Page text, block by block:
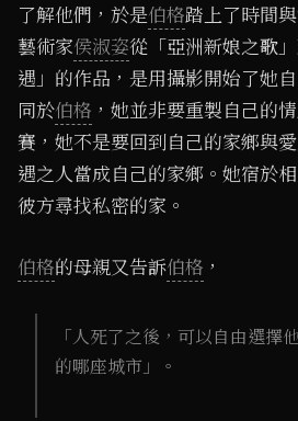
了解他們，於是伯格踏上了時間
藝術家侯淑姿從「亞洲新娘之歌
遇」的作品，是用攝影開始了她
同於伯格 ，她並非要重製自己的
賽，她不是要回到自己的家鄉與
遇之人當成自己的家鄉。她宿於
彼方尋找私密的家。
伯格的母親又告訴伯格 ，
「人死了之後，可以自由選擇
的哪座城市」。